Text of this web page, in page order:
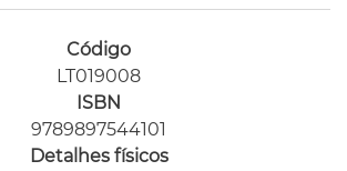
Código
LT019008
ISBN
9789897544101
Detalhes físicos